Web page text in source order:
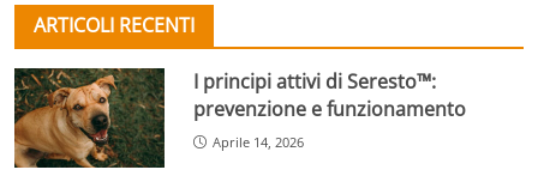
ARTICOLI RECENTI
I principi attivi di Seresto™:
prevenzione e funzionamento
Aprile 14, 2026